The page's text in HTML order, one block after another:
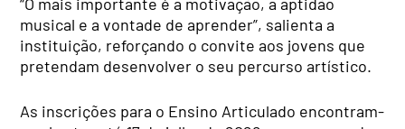
musical e a vontade de aprender”, salienta a
instituição, reforçando o convite aos jovens que
pretendam desenvolver o seu percurso artístico.
As inscrições para o Ensino Articulado encontram-